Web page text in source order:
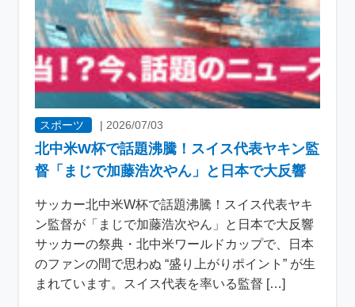
スポーツ |2026/07/03
北中米W杯で話題沸騰！スイス代表ヤキン監
督「まじで加藤浩次やん」と日本で大反響
サッカー北中米W杯で話題沸騰！スイス代表ヤキ
ン監督が「まじで加藤浩次やん」と日本で大反響
サッカーの祭典・北中米ワールドカップで、日本
のファンの間で思わぬ “盛り上がりポイント” が生
まれています。スイス代表を率いる監督 […]